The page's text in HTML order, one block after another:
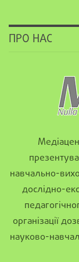
ПРО НАС
навчально-
дослідно-
організації
науково-